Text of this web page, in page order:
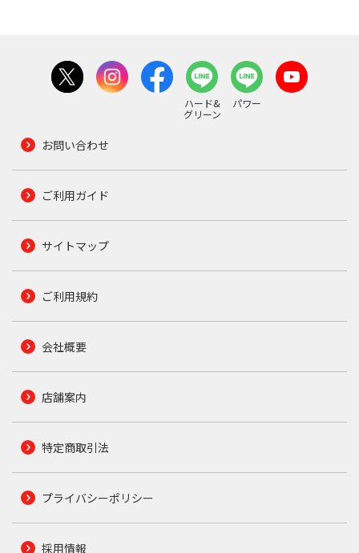
ハード&
グリーン
パワー
お問い合わせ
ご利用ガイド
サイトマップ
ご利用規約
会社概要
店舗案内
特定商取引法
プライバシーポリシー
採用情報